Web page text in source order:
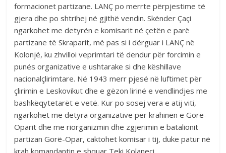
formacionet partizane. LANÇ po merrte përpjestime të
gjera dhe po shtrihej në gjithë vendin. Skënder Çaçi
ngarkohet me detyrën e komisarit në çetën e parë
partizane të Skraparit, më pas si i dërguar i LANÇ në
Kolonjë, ku zhvilloi veprimtari të dendur për forcimin e
punës organizative e ushtarake si dhe këshillave
nacionalçlirimtare. Në 1943 merr pjesë në luftimet për
çlirimin e Leskovikut dhe e gëzon lirinë e vendlindjes me
bashkëqytetarët e vetë. Kur po sosej vera e atij viti,
ngarkohet me detyra organizative për krahinën e Gorë-
Oparit dhe me riorganizmin dhe zgjerimin e batalionit
partizan Gorë-Opar, caktohet komisar i tij, duke patur në